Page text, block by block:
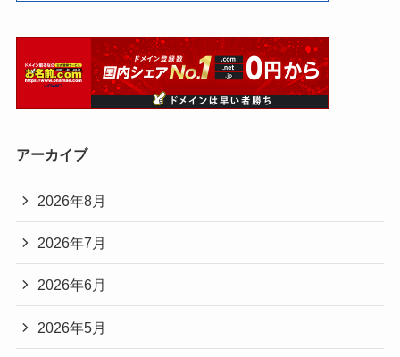
アーカイブ
2026年8月
2026年7月
2026年6月
2026年5月